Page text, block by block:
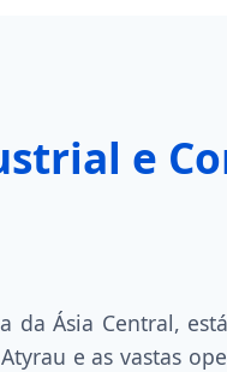
e
da Ásia Central,
e as vastas